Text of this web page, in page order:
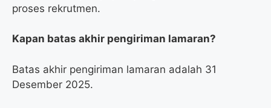
proses rekrutmen.
Kapan batas akhir pengiriman lamaran?
Batas akhir pengiriman lamaran adalah 31
Desember 2025.